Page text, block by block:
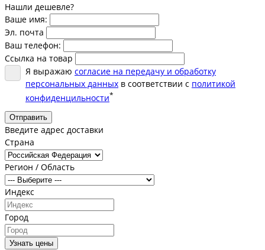
Нашли дешевле?
Ваше имя:
Эл. почта
Ваш телефон:
Ссылка на товар
Я выражаю согласие на передачу и обработку
персональных данных в соответствии с политикой
конфиденцильности*
Отправить
Введите адрес доставки
Страна
Регион / Область
Индекс
Город
Узнать цены